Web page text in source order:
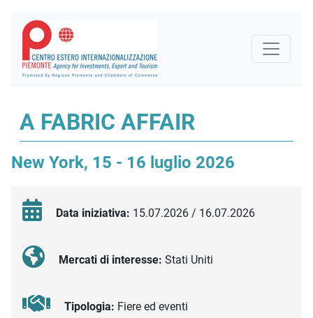
A FABRIC AFFAIR
New York, 15 - 16 luglio 2026
Data iniziativa: 15.07.2026 / 16.07.2026
Mercati di interesse: Stati Uniti
Tipologia: Fiere ed eventi